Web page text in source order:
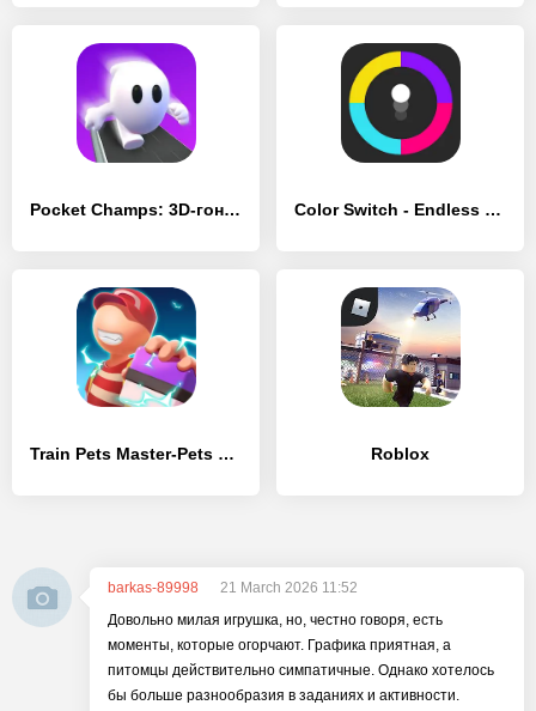
Pocket Champs: 3D-гонки - [MOD Бесконечные монеты] Color Switch - Endless Fun! - [MOD Бесконечные деньги]
Train Pets Master-Pets Quest - [MOD Бесконечные монеты] Roblox
barkas-89998
21 March 2026 11:52
Довольно милая игрушка, но, честно говоря, есть
моменты, которые огорчают. Графика приятная, а
питомцы действительно симпатичные. Однако хотелось
бы больше разнообразия в заданиях и активности.